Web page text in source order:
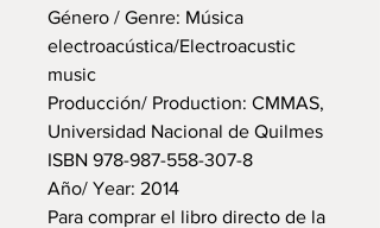
Género / Genre: Música
electroacústica/Electroacustic
music
Producción/ Production: CMMAS,
Universidad Nacional de Quilmes
ISBN 978-987-558-307-8
Año/ Year: 2014
Para comprar el libro directo de la